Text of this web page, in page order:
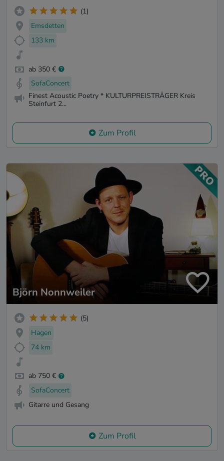
(1)
Emsdetten
133 km
ab 350 €
SofaConcert
Finest Acoustic Poetry * KULTURPREISTRÄGER Kreis
Steinfurt 2...
Zum Profil
Björn Nonnweiler
(5)
Hagen
74 km
ab 750 €
SofaConcert
Gitarre und Gesang
Zum Profil